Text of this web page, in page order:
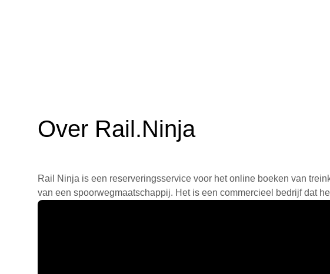
Over Rail.Ninja
Rail Ninja is een reserveringsservice voor het online boeken van
van een spoorwegmaatschappij. Het is een commercieel bedrijf dat